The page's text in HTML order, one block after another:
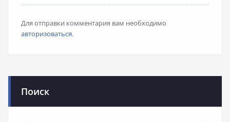
Для отправки комментария вам необходимо
авторизоваться.
Поиск